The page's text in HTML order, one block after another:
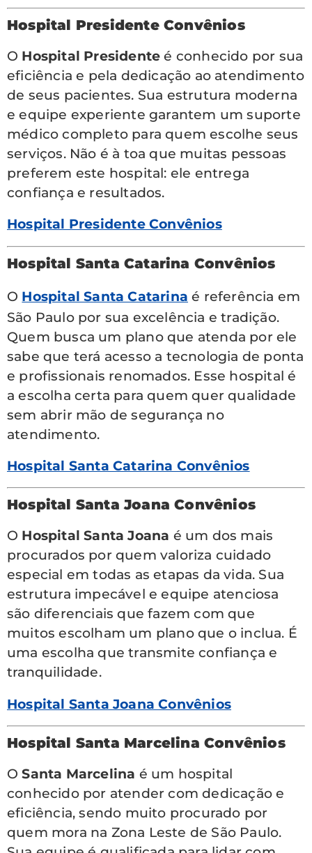
Hospital Presidente Convênios
O Hospital Presidente é conhecido por sua
eficiência e pela dedicação ao atendimento
de seus pacientes. Sua estrutura moderna
e equipe experiente garantem um suporte
médico completo para quem escolhe seus
serviços. Não é à toa que muitas pessoas
preferem este hospital: ele entrega
confiança e resultados.
Hospital Presidente Convênios
Hospital Santa Catarina Convênios
O Hospital Santa Catarina é referência em
São Paulo por sua excelência e tradição.
Quem busca um plano que atenda por ele
sabe que terá acesso a tecnologia de ponta
e profissionais renomados. Esse hospital é
a escolha certa para quem quer qualidade
sem abrir mão de segurança no
atendimento.
Hospital Santa Catarina Convênios
Hospital Santa Joana Convênios
O Hospital Santa Joana é um dos mais
procurados por quem valoriza cuidado
especial em todas as etapas da vida. Sua
estrutura impecável e equipe atenciosa
são diferenciais que fazem com que
muitos escolham um plano que o inclua. É
uma escolha que transmite confiança e
tranquilidade.
Hospital Santa Joana Convênios
Hospital Santa Marcelina Convênios
OSanta Marcelina é um hospital
conhecido por atender com dedicação e
eficiência, sendo muito procurado por
quem mora na Zona Leste de São Paulo.